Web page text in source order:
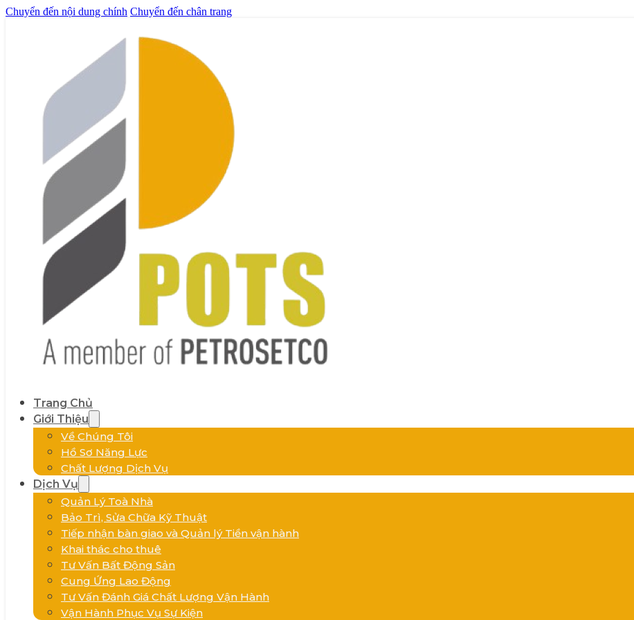
Chuyển đến nội dung chính Chuyển đến chân trang
Trang Chủ
Giới Thiệu
Về Chúng Tôi
Hồ Sơ Năng Lực
Chất Lượng Dịch Vụ
Dịch Vụ
Quản Lý Toà Nhà
Bảo Trì, Sửa Chữa Kỹ Thuật
Tiếp nhận bàn giao và Quản lý Tiền vận hành
Khai thác cho thuê
Tư Vấn Bất Động Sản
Cung Ứng Lao Động
Tư Vấn Đánh Giá Chất Lượng Vận Hành
Vận Hành Phục Vụ Sự Kiện